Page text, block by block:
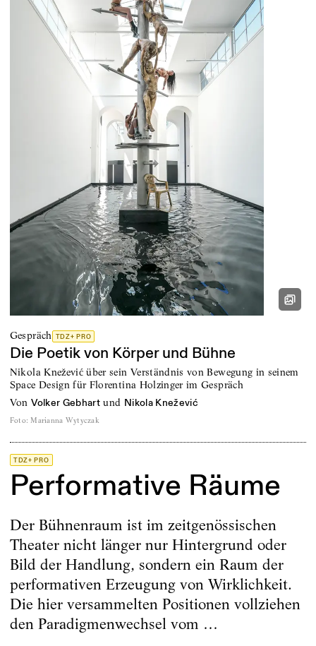
Gespräch TDZ+ PRO
Die Poetik von Körper und Bühne
Nikola Knežević über sein Verständnis von Bewegung in seinem
Space Design für Florentina Holzinger im Gespräch
von Volker Gebhart und Nikola Knežević
Foto: Marianna Wytyczak
TDZ+ PRO
Performative Räume
Der Bühnenraum ist im zeitgenössischen
Theater nicht länger nur Hintergrund oder
Bild der Handlung, sondern ein Raum der
performativen Erzeugung von Wirklichkeit.
Die hier versammelten Positionen vollziehen
den Paradigmenwechsel vom …